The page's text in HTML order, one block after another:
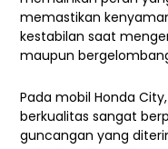
memastikan
kestabilan saat
maupun
Pada mobil Honda
berkualitas sangat
guncangan yang